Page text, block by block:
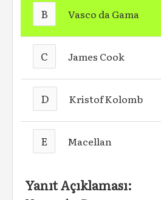
B Vasco da Gama
C James Cook
D Kristof Kolomb
E Macellan
Yanıt Açıklaması: